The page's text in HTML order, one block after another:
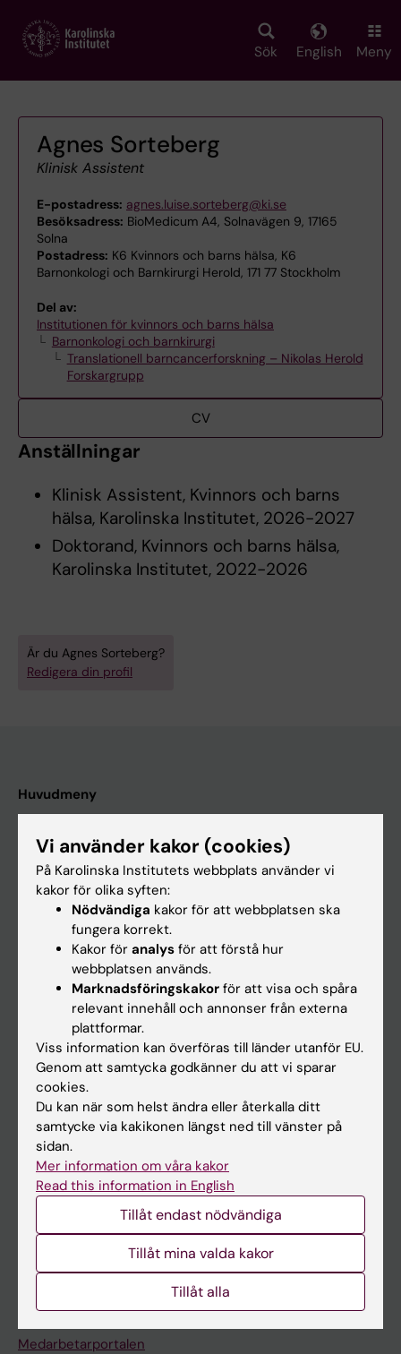
main
Sök English Meny
Agnes Sorteberg
Klinisk Assistent
E-postadress: agnes.luise.sorteberg@ki.se
Besöksadress: BioMedicum A4, Solnavägen 9, 17165
Solna
Postadress: K6 Kvinnors och barns hälsa, K6
Barnonkologi och Barnkirurgi Herold, 171 77 Stockholm
Del av:
Institutionen för kvinnors och barns hälsa
Barnonkologi och barnkirurgi
Translationell barncancerforskning – Nikolas Herold
Forskargrupp
CV
Anställningar
Klinisk Assistent, Kvinnors och barns
hälsa, Karolinska Institutet, 2026-2027
Doktorand, Kvinnors och barns hälsa,
Karolinska Institutet, 2022-2026
Är du Agnes Sorteberg?
Redigera din profil
Huvudmeny
Forskarutbildning
Forskning
Kalender
Student
Ladok
Canvas
Schema
Studentmejlen
Kurs- och programwebbar
Medarbetare
Medarbetarportalen
Vi använder kakor (cookies)
På Karolinska Institutets webbplats använder vi
kakor för olika syften:
Nödvändiga kakor för att webbplatsen ska
fungera korrekt.
Kakor för analys för att förstå hur
webbplatsen används.
Marknadsföringskakor för att visa och spåra
relevant innehåll och annonser från externa
plattformar.
Viss information kan överföras till länder utanför EU.
Genom att samtycka godkänner du att vi sparar
cookies.
Du kan när som helst ändra eller återkalla ditt
samtycke via kakikonen längst ned till vänster på
sidan.
Mer information om våra kakor
Read this information in English
Tillåt endast nödvändiga
Tillåt mina valda kakor
Tillåt alla